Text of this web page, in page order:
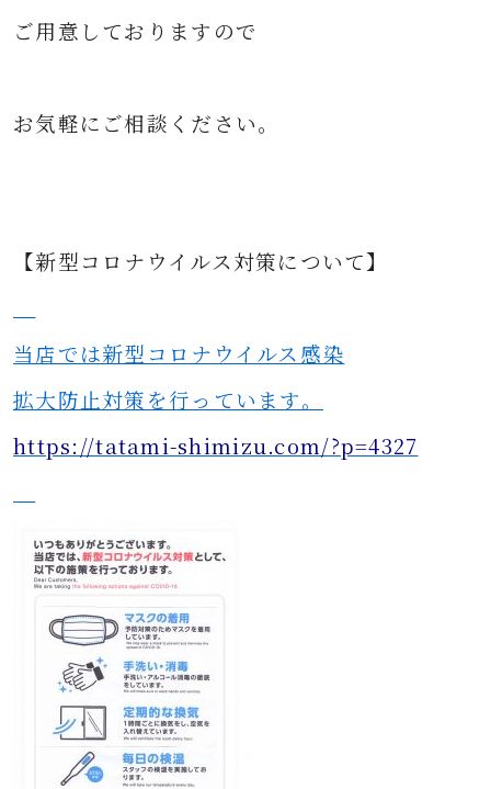
ご用意しておりますので
お気軽にご相談ください。
【新型コロナウイルス対策について】
当店では新型コロナウイルス感染
拡大防止対策を行っています。
https://tatami-shimizu.com/?p=4327